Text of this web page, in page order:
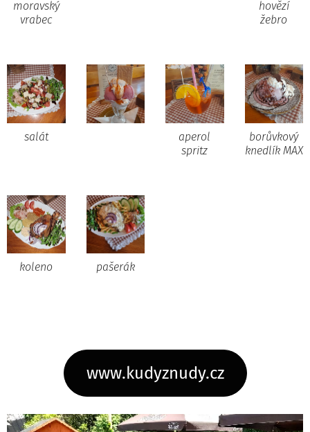
moravský
vrabec
hovězí
žebro
salát
aperol
spritz
borůvkový
knedlík MAX
koleno pašerák
www.kudyznudy.cz